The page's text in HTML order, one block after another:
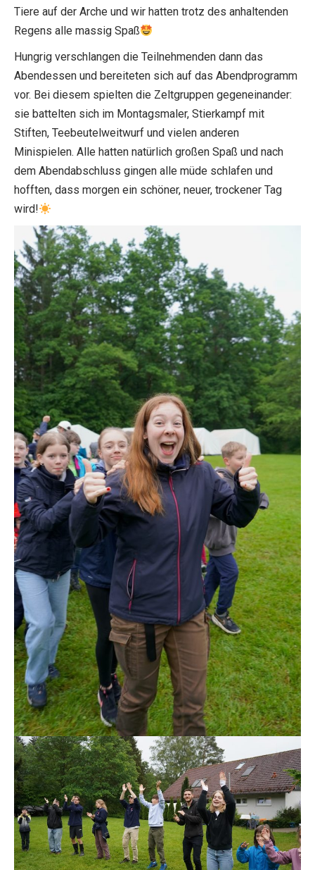
Tiere auf der Arche und wir hatten trotz des anhaltenden
Regens alle massig Spaß
Hungrig verschlangen die Teilnehmenden dann das
Abendessen und bereiteten sich auf das Abendprogramm
vor. Bei diesem spielten die Zeltgruppen gegeneinander:
sie battelten sich im Montagsmaler, Stierkampf mit
Stiften, Teebeutelweitwurf und vielen anderen
Minispielen. Alle hatten natürlich großen Spaß und nach
dem Abendabschluss gingen alle müde schlafen und
hofften, dass morgen ein schöner, neuer, trockener Tag
wird!